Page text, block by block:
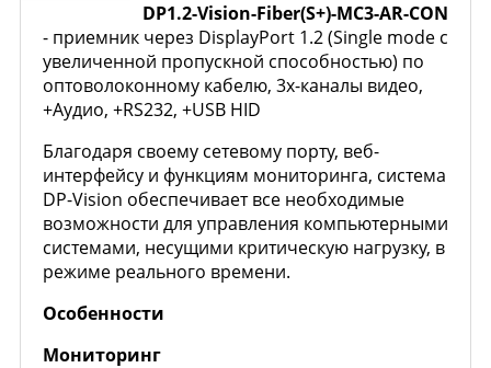
DP1.2-Vision-Fiber(S+)-MC3-AR-CON
- приемник через DisplayPort 1.2 (Single mode с
увеличенной пропускной способностью) по
оптоволоконному кабелю, 3х-каналы видео,
+Аудио, +RS232, +USB HID
Благодаря своему сетевому порту, веб-
интерфейсу и функциям мониторинга, система
DP-Vision обеспечивает все необходимые
возможности для управления компьютерными
системами, несущими критическую нагрузку, в
режиме реального времени.
Особенности
Мониторинг